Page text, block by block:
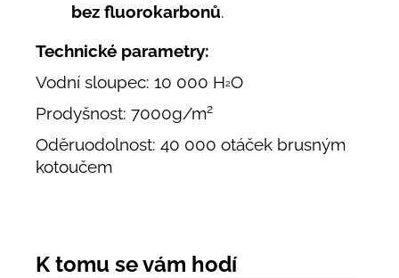
bez fluorokarbonů.
Technické parametry:
Vodní sloupec: 10 000 H2O
Prodyšnost: 7000g/m2
Oděruodolnost: 40 000 otáček brusným
kotoučem